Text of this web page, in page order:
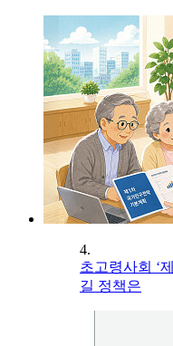
4.
초고령사회 ‘
길 정책은